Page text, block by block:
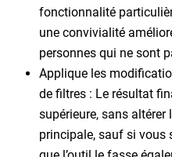
fonctionnalité
une convivialité
personnes qui ne sont
Applique les
de filtres : Le résultat
supérieure, sans altérer
principale, sauf si vous